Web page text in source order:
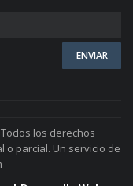
los derechos
o parcial. Un servicio de